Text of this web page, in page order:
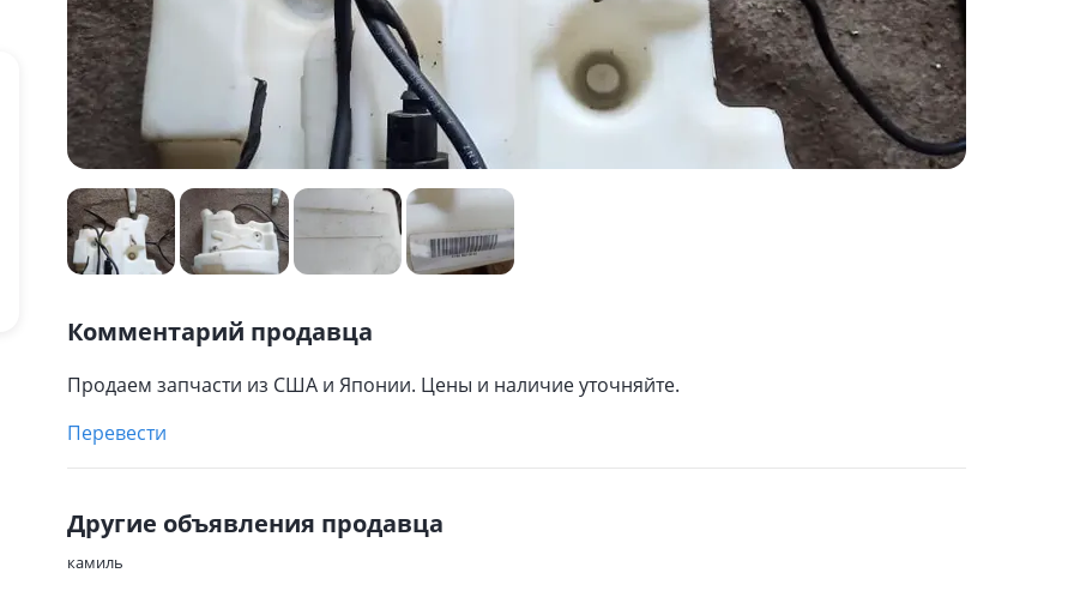
Комментарий продавца
Продаем запчасти из США и Японии. Цены и наличие уточняйте.
Перевести
Другие объявления продавца
камиль